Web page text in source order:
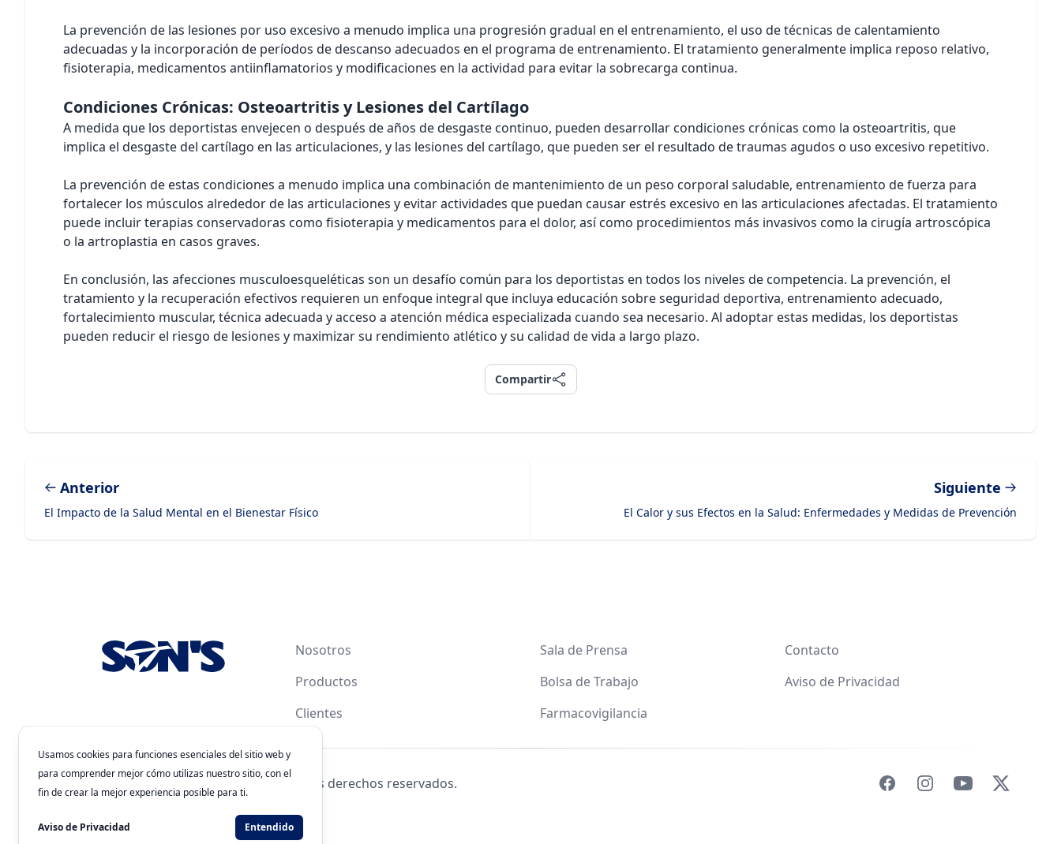
La prevención de las lesiones por uso excesivo a menudo implica una progresión gradual en el entrenamiento, el uso de técnicas de calentamiento
adecuadas y la incorporación de períodos de descanso adecuados en el programa de entrenamiento. El tratamiento generalmente implica reposo relativo,
fisioterapia, medicamentos antiinflamatorios y modificaciones en la actividad para evitar la sobrecarga continua.
Condiciones Crónicas: Osteoartritis y Lesiones del Cartílago
A medida que los deportistas envejecen o después de años de desgaste continuo, pueden desarrollar condiciones crónicas como la osteoartritis, que
implica el desgaste del cartílago en las articulaciones, y las lesiones del cartílago, que pueden ser el resultado de traumas agudos o uso excesivo repetitivo.
La prevención de estas condiciones a menudo implica una combinación de mantenimiento de un peso corporal saludable, entrenamiento de fuerza para
fortalecer los músculos alrededor de las articulaciones y evitar actividades que puedan causar estrés excesivo en las articulaciones afectadas. El tratamiento
puede incluir terapias conservadoras como fisioterapia y medicamentos para el dolor, así como procedimientos más invasivos como la cirugía artroscópica
o la artroplastia en casos graves.
En conclusión, las afecciones musculoesqueléticas son un desafío común para los deportistas en todos los niveles de competencia. La prevención, el
tratamiento y la recuperación efectivos requieren un enfoque integral que incluya educación sobre seguridad deportiva, entrenamiento adecuado,
fortalecimiento muscular, técnica adecuada y acceso a atención médica especializada cuando sea necesario. Al adoptar estas medidas, los deportistas
pueden reducir el riesgo de lesiones y maximizar su rendimiento atlético y su calidad de vida a largo plazo.
Compartir
Compartir
Anterior
El Impacto de la Salud Mental en el Bienestar Físico
Siguiente
El Calor y sus Efectos en la Salud: Enfermedades y Medidas de Prevención
Nosotros
Productos
Clientes
Sala de Prensa
Bolsa de Trabajo
Farmacovigilancia
Contacto
Aviso de Privacidad
FacebookInstagramYouTube
X
© 2026 Laboratorios Química Son's. Todos los derechos reservados.
Clave de Autorización: 243300201B1902
Desarrollado porWEBNET Solutions
Usamos cookies para funciones esenciales del sitio web y
para comprender mejor cómo utilizas nuestro sitio, con el
fin de crear la mejor experiencia posible para ti.
Aviso de Privacidad Entendido